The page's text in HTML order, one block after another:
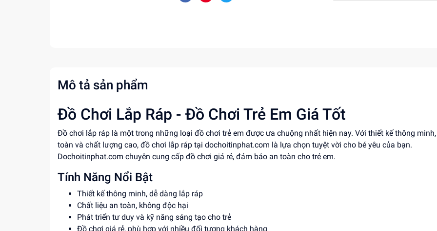
Mô tả sản phẩm
Đồ Chơi Lắp Ráp - Đồ Chơi Trẻ Em Giá Tốt
Đồ chơi lắp ráp là một trong những loại đồ chơi trẻ em được ưa chuộng nhất hiện nay. Với thiết kế thông
toàn và chất lượng cao, đồ chơi lắp ráp tại dochoitinphat.com là lựa chọn tuyệt vời cho bé yêu của bạn.
Dochoitinphat.com chuyên cung cấp đồ chơi giá rẻ, đảm bảo an toàn cho trẻ em.
Tính Năng Nổi Bật
Thiết kế thông minh, dễ dàng lắp ráp
Chất liệu an toàn, không độc hại
Phát triển tư duy và kỹ năng sáng tạo cho trẻ
Đồ chơi giá rẻ, phù hợp với nhiều đối tượng khách hàng